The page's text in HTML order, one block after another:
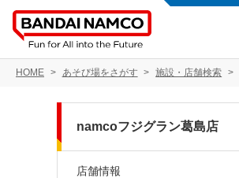
HOME あそび場をさがす 施設・店舗検索
namcoフジグラン葛島店
店舗情報